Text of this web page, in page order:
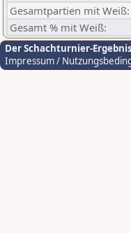
Gesamtpartien mit Weiß:
Gesamt % mit Weiß:
Der Schachturnier-
Impressum /